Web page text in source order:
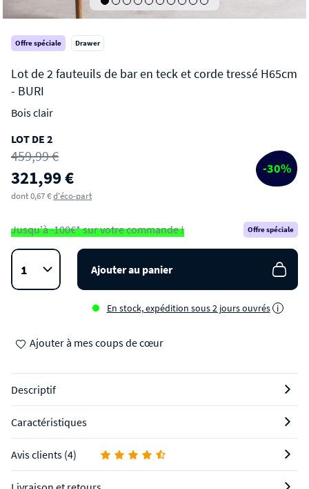
Offre spéciale Drawer
BURI
Lot de 2 fauteuils de bar en teck et corde tressé
H65cm
Bois clair
LOT DE 2
459,99 €
321,99 € -30%
dont 0,67 €d'éco-part
Jusqu'à -100€* sur votre commande ! Offre spéciale
Ajouter au panier
En stock, expédition sous 2 jours ouvrés i
Ajouter à mes coups de cœur
Descriptif
Caractéristiques
Avis clients (4)